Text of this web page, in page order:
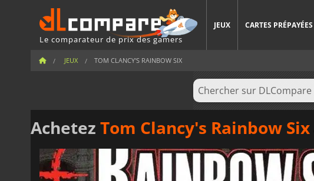
Le comparateur de prix des gamers
JEUX CARTES PRÉPAYÉES
JEUX TOM CLANCY'S RAINBOW SIX
Achetez Tom Clancy's Rainbow Six